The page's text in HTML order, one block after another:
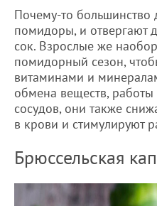
Почему-то большинство
помидоры, и отвергают
сок. Взрослые же
помидорный сезон,
витаминами и
обмена веществ, работы
сосудов, они также
в крови и стимулируют
Брюссельская